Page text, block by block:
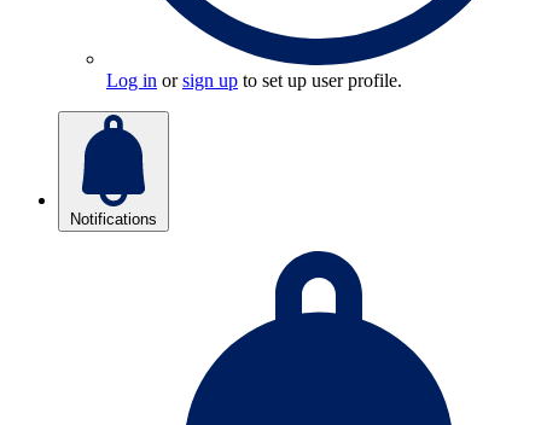
Log in orsign up to set up user profile.
Notifications